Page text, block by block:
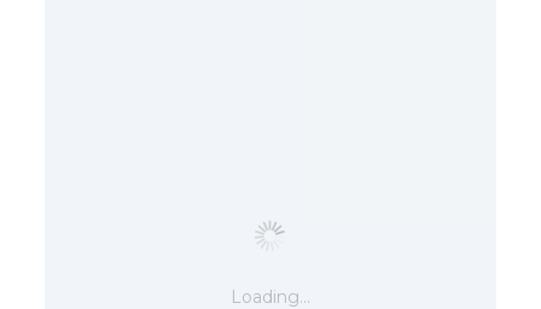
Loading...